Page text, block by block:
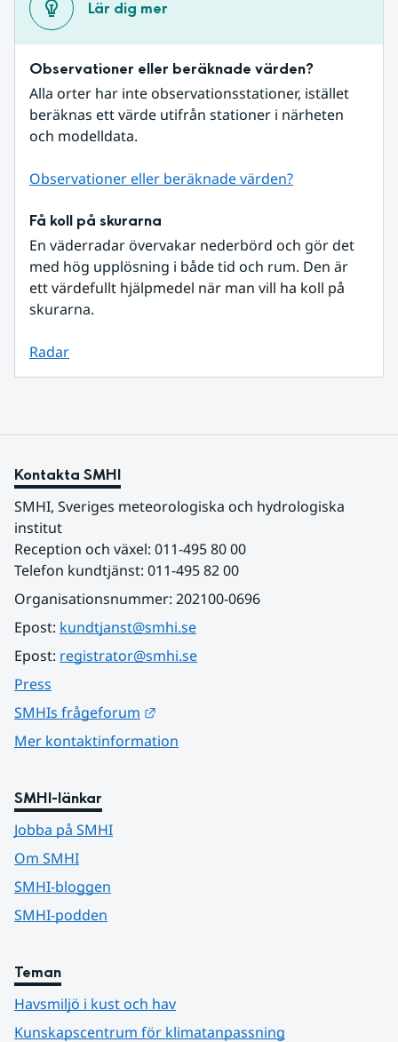
Lär dig mer
Observationer eller beräknade värden?
Alla orter har inte observationsstationer, istället
beräknas ett värde utifrån stationer i närheten
och modelldata.
Observationer eller beräknade värden?
Få koll på skurarna
En väderradar övervakar nederbörd och gör det
med hög upplösning i både tid och rum. Den är
ett värdefullt hjälpmedel när man vill ha koll på
skurarna.
Radar
Kontakta SMHI
SMHI, Sveriges meteorologiska och hydrologiska
institut
Reception och växel: 011-495 80 00
Telefon kundtjänst: 011-495 82 00
Organisationsnummer: 202100-0696
Epost: kundtjanst@smhi.se
Epost: registrator@smhi.se
Press
SMHIs frågeforum
Mer kontaktinformation
SMHI-länkar
Jobba på SMHI
Om SMHI
SMHI-bloggen
SMHI-podden
Teman
Havsmiljö i kust och hav
Kunskapscentrum för klimatanpassning